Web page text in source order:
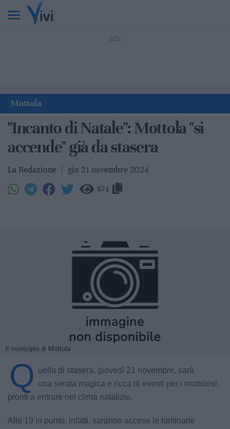
Mottola
"Incanto di Natale": Mottola "si
accende" già da stasera
La Redazione gio 21 novembre 2024
674
Il municipio di Mottola
Q uella di stasera, giovedì 21 novembre, sarà
una serata magica e ricca di eventi per i mottolesi,
pronti a entrare nel clima natalizio.
Alle 19 in punto, infatti, saranno accese le luminarie